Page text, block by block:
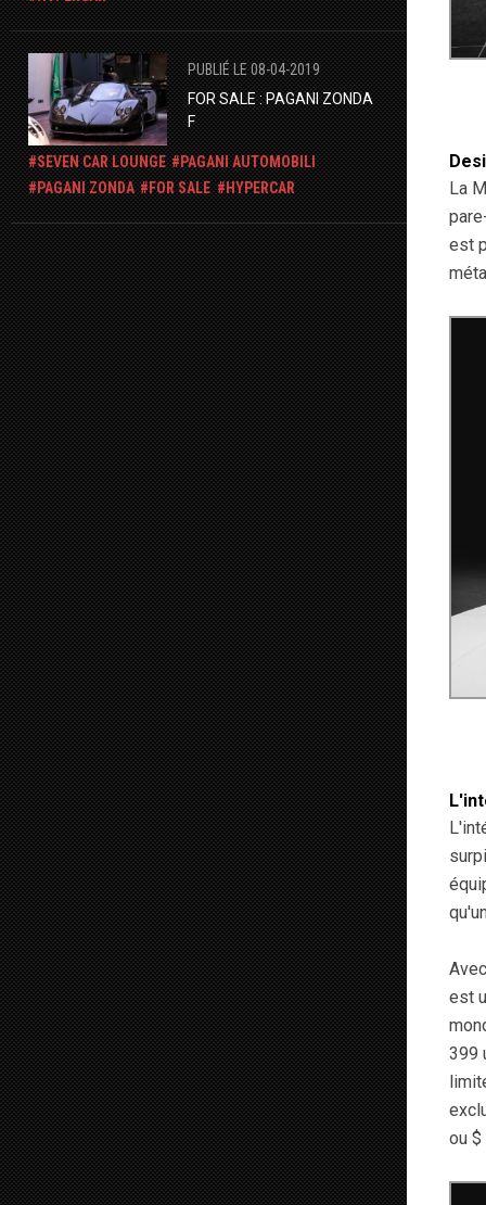
PUBLIÉ LE 08-04-2019
FOR SALE : PAGANI ZONDA
F
​SEVEN CAR LOUNGE
PAGANI AUTOMOBILI
PAGANI ZONDA
FOR SALE HYPERCAR
La
est
est
399
ou $